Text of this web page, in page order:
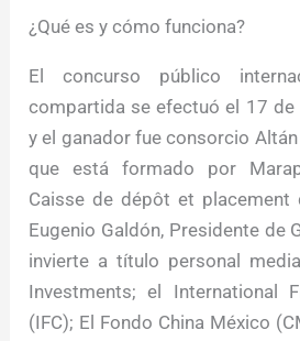
¿Qué es y cómo funciona?
El concurso público
compartida se efectuó el 17 de
y el ganador fue consorcio Altán
que está formado por
Caisse de dépôt et placement
Eugenio Galdón, Presidente de
invierte a título personal
Investments; el International
(IFC); El Fondo China México